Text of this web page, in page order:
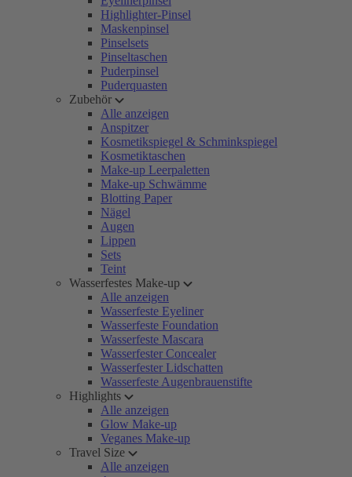
Highlighter-Pinsel
Maskenpinsel
Pinselsets
Pinseltaschen
Puderpinsel
Puderquasten
Zubehör
Alle anzeigen
Anspitzer
Kosmetikspiegel & Schminkspiegel
Kosmetiktaschen
Make-up Leerpaletten
Make-up Schwämme
Blotting Paper
Nägel
Augen
Lippen
Sets
Teint
Wasserfestes Make-up
Alle anzeigen
Wasserfeste Eyeliner
Wasserfeste Foundation
Wasserfeste Mascara
Wasserfester Concealer
Wasserfester Lidschatten
Wasserfeste Augenbrauenstifte
Highlights
Alle anzeigen
Glow Make-up
Veganes Make-up
Travel Size
Alle anzeigen